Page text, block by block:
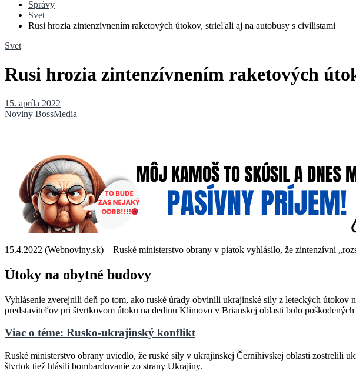
Správy
Svet
Rusi hrozia zintenzívnením raketových útokov, strieľali aj na autobusy s civilistami
Svet
Rusi hrozia zintenzívnením raketových
15. apríla 2022
Noviny BossMedia
15.4.2022 (Webnoviny.sk) – Ruské ministerstvo obrany v piatok vyhlásilo, že zintenzívni
Útoky na obytné budovy
Vyhlásenie zverejnili deň po tom, ako ruské úrady obvinili ukrajinské sily z leteckých
predstaviteľov pri štvrtkovom útoku na dedinu Klimovo v Brianskej oblasti bolo
Viac o téme: Rusko-ukrajinský konflikt
Ruské ministerstvo obrany uviedlo, že ruské sily v ukrajinskej Černihivskej oblasti
štvrtok tiež hlásili bombardovanie zo strany Ukrajiny.